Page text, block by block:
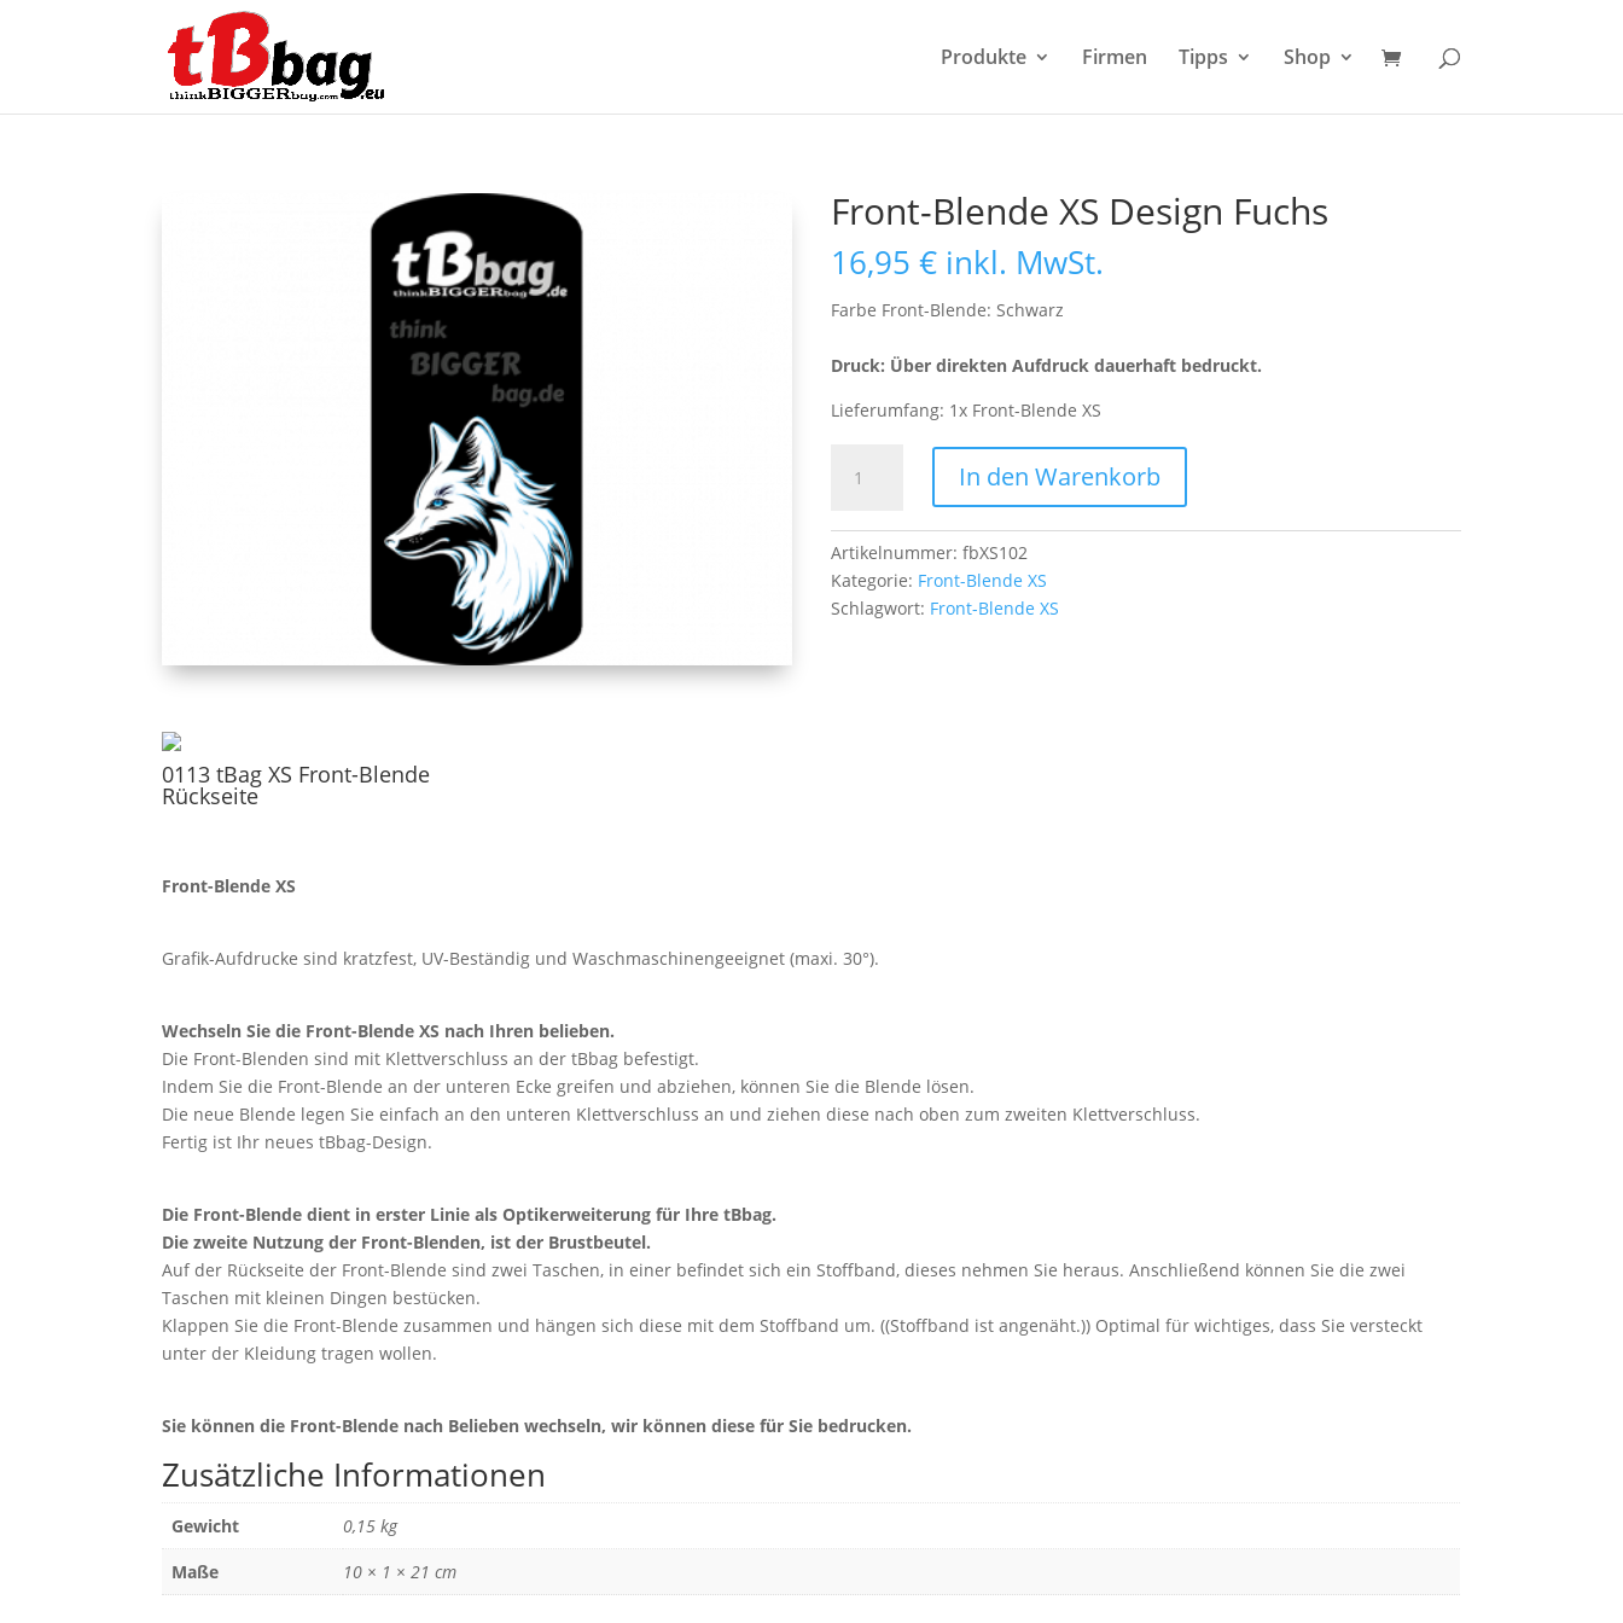
Produkte Firmen Tipps Shop
Front-Blende XS Design Fuchs
16,95€ inkl. MwSt.
Farbe Front-Blende: Schwarz
Druck: Über direkten Aufdruck dauerhaft bedruckt.
Lieferumfang: 1x Front-Blende XS
Blende
Menge
In den Warenkorb
Artikelnummer:fbXS102
Kategorie: Front-Blende XS
Schlagwort: Front-Blende XS
0113 tBag XS Front-Blende
Rückseite
Front-Blende XS
Grafik-Aufdrucke sind kratzfest, UV-Beständig und Waschmaschinengeeignet (maxi. 30°).
Wechseln Sie die Front-Blende XS nach Ihren belieben.
Die Front-Blenden sind mit Klettverschluss an der tBbag befestigt.
Indem Sie die Front-Blende an der unteren Ecke greifen und abziehen, können Sie die Blende lösen.
Die neue Blende legen Sie einfach an den unteren Klettverschluss an und ziehen diese nach oben zum zweiten Klettverschluss.
Fertig ist Ihr neues tBbag-Design.
Die Front-Blende dient in erster Linie als Optikerweiterung für Ihre tBbag.
Die zweite Nutzung der Front-Blenden, ist der Brustbeutel.
Auf der Rückseite der Front-Blende sind zwei Taschen, in einer befindet sich ein Stoffband, dieses nehmen Sie heraus. Anschließend können Sie die zwei
Taschen mit kleinen Dingen bestücken.
Klappen Sie die Front-Blende zusammen und hängen sich diese mit dem Stoffband um. ((Stoffband ist angenäht.)) Optimal für wichtiges, dass Sie versteckt
unter der Kleidung tragen wollen.
Sie können die Front-Blende nach Belieben wechseln, wir können diese für Sie bedrucken.
Zusätzliche Informationen
Gewicht
0,15 kg
Maße
10 × 1 × 21 cm